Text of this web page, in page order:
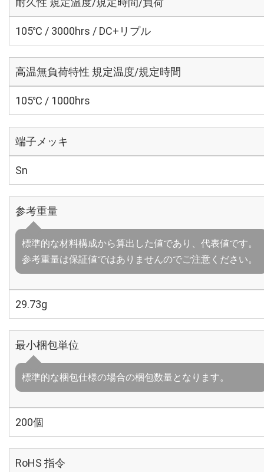
105℃ / 3000hrs / DC+リプル
高温無負荷特性 規定温度/規定時間
105℃ / 1000hrs
端子メッキ
Sn
参考重量
標準的な材料構成から算出した値であり、代表値です。
参考重量は保証値ではありませんのでご注意ください。
29.73g
最小梱包単位
標準的な梱包仕様の場合の梱包数量となります。
200個
RoHS 指令